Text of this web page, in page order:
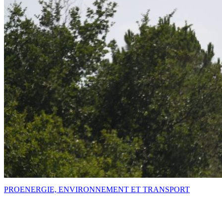
PROENERGIE, ENVIRONNEMENT ET TRANSPORT